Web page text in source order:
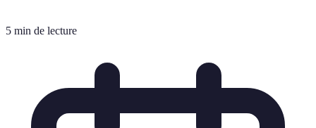
5 min de lecture